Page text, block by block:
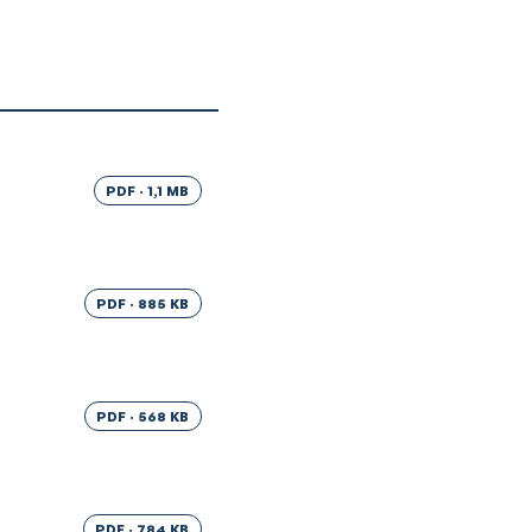
PDF · 1,1 MB
PDF · 885 KB
PDF · 568 KB